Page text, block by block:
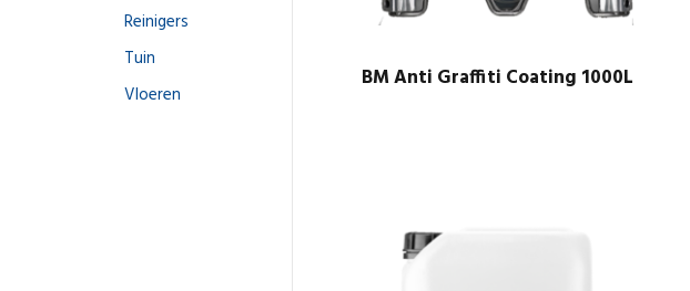
BM Anti Graffiti Coating 1000L
Reinigers
Tuin
Vloeren